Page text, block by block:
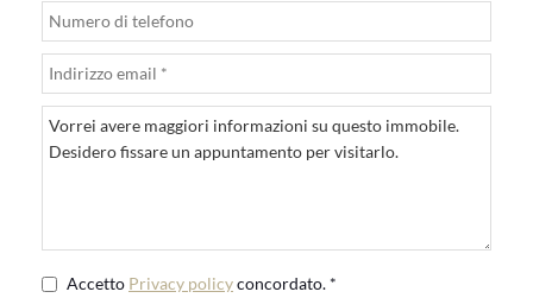
Accetto Privacy policyconcordato. *